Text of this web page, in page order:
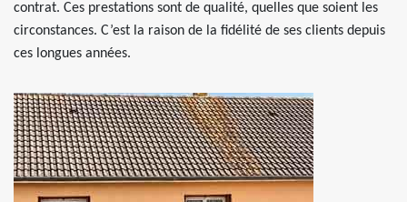
contrat. Ces prestations sont de qualité, quelles que soient les
circonstances. C’est la raison de la fidélité de ses clients depuis
ces longues années.